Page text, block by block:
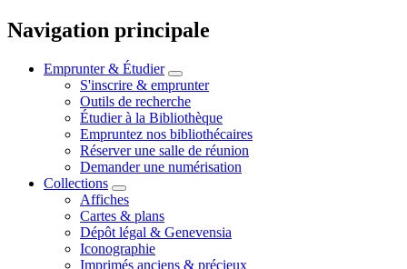
Navigation principale
Emprunter & Étudier
S'inscrire & emprunter
Outils de recherche
Étudier à la Bibliothèque
Empruntez nos bibliothécaires
Réserver une salle de réunion
Demander une numérisation
Collections
Affiches
Cartes & plans
Dépôt légal & Genevensia
Iconographie
Imprimés anciens & précieux